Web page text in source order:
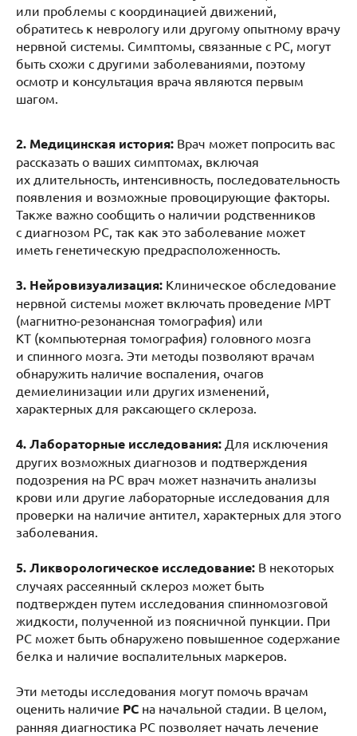
или проблемы с координацией движений,
обратитесь к неврологу или другому опытному врачу
нервной системы. Симптомы, связанные с РС, могут
быть схожи с другими заболеваниями, поэтому
осмотр и консультация врача являются первым
шагом.
2. Медицинская история: Врач может попросить вас
рассказать о ваших симптомах, включая
их длительность, интенсивность, последовательность
появления и возможные провоцирующие факторы.
Также важно сообщить о наличии родственников
с диагнозом РС, так как это заболевание может
иметь генетическую предрасположенность.
3. Нейровизуализация: Клиническое обследование
нервной системы может включать проведение МРТ
(магнитно-резонансная томография) или
КТ (компьютерная томография) головного мозга
и спинного мозга. Эти методы позволяют врачам
обнаружить наличие воспаления, очагов
демиелинизации или других изменений,
характерных для раксающего склероза.
4. Лабораторные исследования: Для исключения
других возможных диагнозов и подтверждения
подозрения на РС врач может назначить анализы
крови или другие лабораторные исследования для
проверки на наличие антител, характерных для этого
заболевания.
5. Ликворологическое исследование: В некоторых
случаях рассеянный склероз может быть
подтвержден путем исследования спинномозговой
жидкости, полученной из поясничной пункции. При
РС может быть обнаружено повышенное содержание
белка и наличие воспалительных маркеров.
Эти методы исследования могут помочь врачам
оценить наличие РС на начальной стадии. В целом,
ранняя диагностика РС позволяет начать лечение